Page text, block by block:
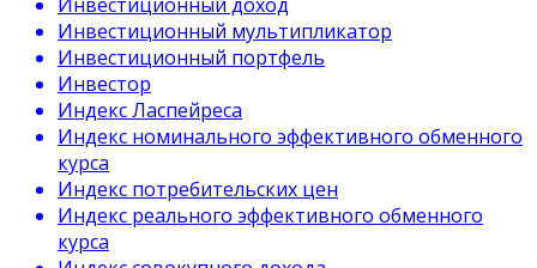
Инвестиционный мультипликатор
Инвестиционный портфель
Инвестор
Индекс Ласпейреса
Индекс номинального эффективного обменного
курса
Индекс потребительских цен
Индекс реального эффективного обменного
курса